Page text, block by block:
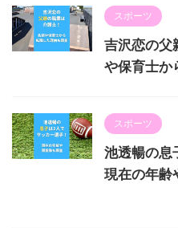
スポーツ
吉沢恋の父
や保育士か
スポーツ
池透暢の息
現在の年齢